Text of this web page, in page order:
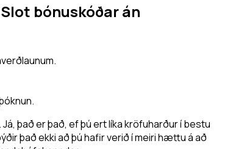
bónuskóðar án
það er það, ef þú ert líka kröfuharður í bestu
það ekki að þú hafir verið í meiri hættu á að